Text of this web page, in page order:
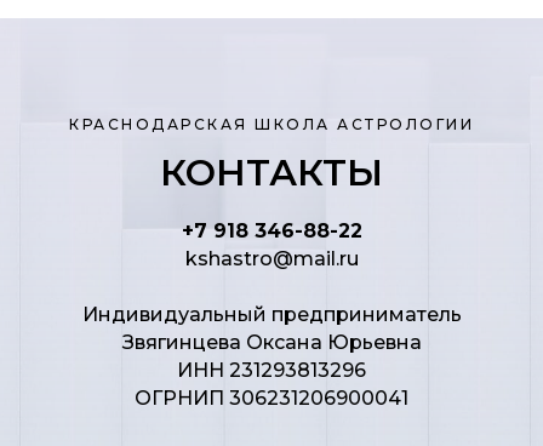
КРАСНОДАРСКАЯ ШКОЛА АСТРОЛОГИИ
КОНТАКТЫ
+7 918 346-88-22
kshastro@mail.ru
Индивидуальный предприниматель
Звягинцева Оксана Юрьевна
ИНН 231293813296
ОГРНИП 306231206900041